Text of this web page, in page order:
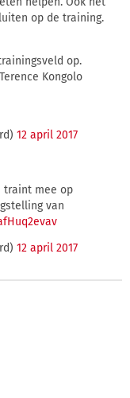
op de training.
op.
Kongolo
12 april 2017
traint mee op
van
12 april 2017